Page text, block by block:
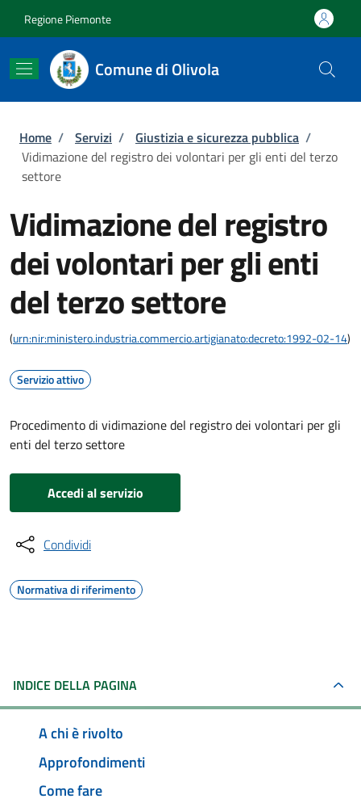
Regione Piemonte
Comune di Olivola
Briciole di pane
Home / Servizi / Giustizia e sicurezza pubblica /
Vidimazione del registro dei volontari per gli enti del terzo
settore
Vidimazione del registro
dei volontari per gli enti
del terzo settore
(urn:nir:ministero.industria.commercio.artigianato:decreto:1992-02-14)
Servizio attivo
Procedimento di vidimazione del registro dei volontari per gli
enti del terzo settore
Accedi al servizio
Condividi
Normativa di riferimento
INDICE DELLA PAGINA
A chi è rivolto
Approfondimenti
Come fare